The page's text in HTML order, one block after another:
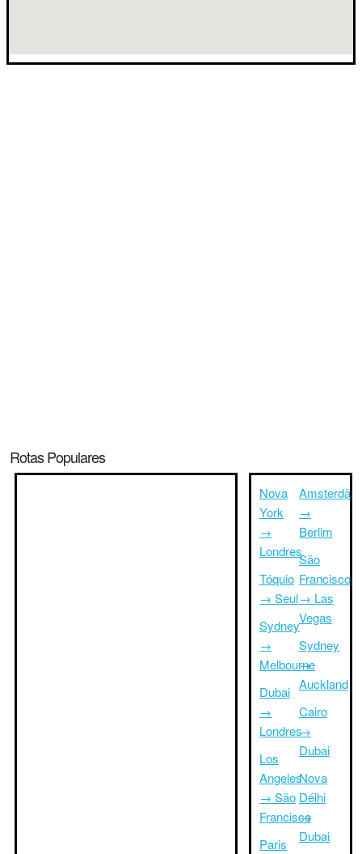
Rotas Populares
Nova
York
→
Londres
Tóquio
→ Seul
Sydney
→
Melbourne
Dubai
→
Londres
Los
Angeles
→ São
Francisco
Paris
Amsterdã
→
Berlim
São
Francisco
→ Las
Vegas
Sydney
→
Auckland
Cairo
→
Dubai
Nova
Délhi
→
Dubai